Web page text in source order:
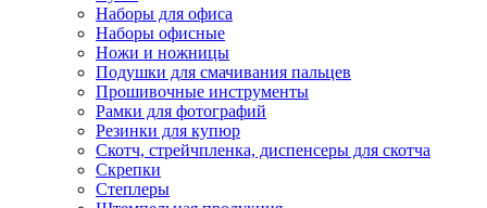
Наборы для офиса
Наборы офисные
Ножи и ножницы
Подушки для смачивания пальцев
Прошивочные инструменты
Рамки для фотографий
Резинки для купюр
Скотч, стрейчпленка, диспенсеры для скотча
Скрепки
Степлеры